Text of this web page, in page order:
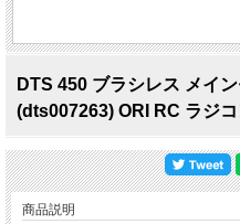
DTS 450 ブラシレス メイ
(dts007263) ORI RC ラジ
商品説明